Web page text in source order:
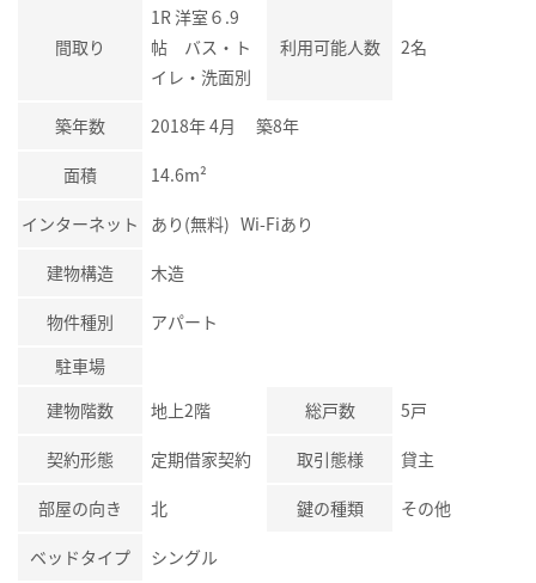
間取り
1R 洋室６.9
帖 バス・ト
イレ・洗面別
利用可能人数 2名
築年数 2018年 4月 築8年
面積 14.6m²
インターネット あり(無料) Wi-Fiあり
建物構造 木造
物件種別
アパート
駐車場
建物階数
地上2階 総戸数 5戸
契約形態 定期借家契約 取引態様 貸主
部屋の向き 北 鍵の種類 その他
ベッドタイプ シングル